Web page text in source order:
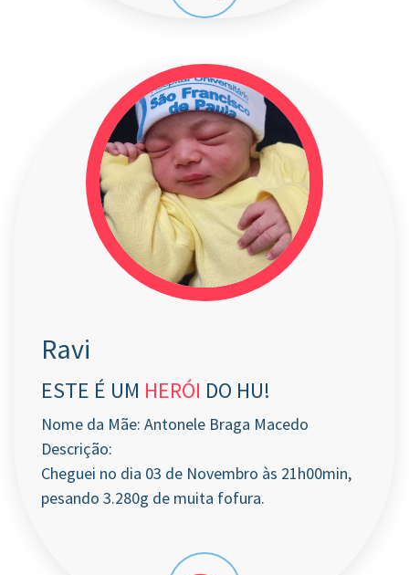
Ravi
ESTE É UM HERÓI DO HU!
Nome da Mãe: Antonele Braga Macedo
Descrição:
Cheguei no dia 03 de Novembro às 21h00min,
pesando 3.280g de muita fofura.